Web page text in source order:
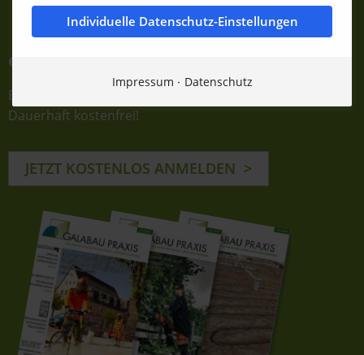
e-Journale abonnieren
Einfach E-Mail-Adresse eintragen und bestätigen.
Dauerhaft kostenfrei!
JETZT KOSTENLOS ANMELDEN
Individuelle Datenschutz-Einstellungen
Impressum Datenschutz